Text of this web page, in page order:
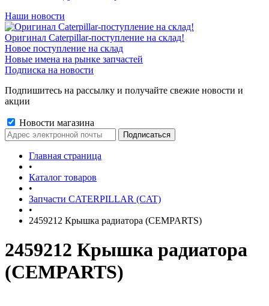
Наши новости
Оригинал Caterpillar-поступление на склад!
Новое поступление на склад
Новые имена на рынке запчастей
Подписка на новости
Подпишитесь на рассылку и получайте свежие новости и
акции
Новости магазина
Главная страница
•
Каталог товаров
•
Запчасти CATERPILLAR (CAT)
•
2459212 Крышка радиатора (CEMPARTS)
2459212 Крышка радиатора
(CEMPARTS)